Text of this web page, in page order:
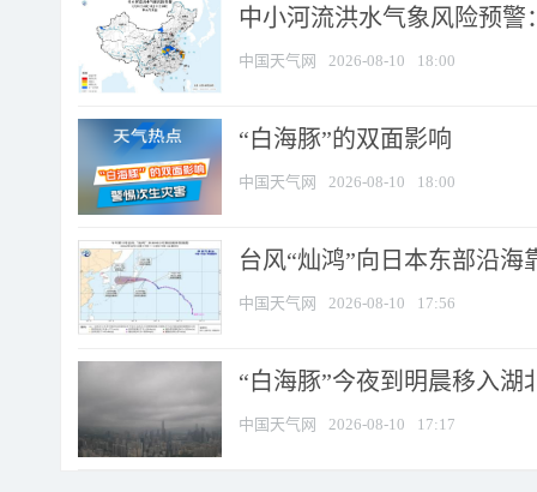
中小河流洪水气象风险预
中国天气网 2026-08-10 18:00
​“白海豚”的双面影响
中国天气网 2026-08-10 18:00
台风“灿鸿”向日本东部沿海
中国天气网 2026-08-10 17:56
“白海豚”今夜到明晨移入湖
中国天气网 2026-08-10 17:17